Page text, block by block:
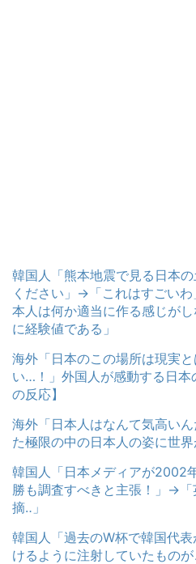
韓国人「熊本地震で見る日本
ください」→「これはすごい
本人は何か適当に作る感じが
に経験値である」
海外「日本のこの場所は現実
い…！」外国人が感動する日
の反応】
海外「日本人はなんて気高い
た極限の中の日本人の姿に世
韓国人「日本メディアが2002
勝も調査すべきと主張！」→
摘‥」
韓国人「過去のW杯で韓国代
けるように注射していたもの